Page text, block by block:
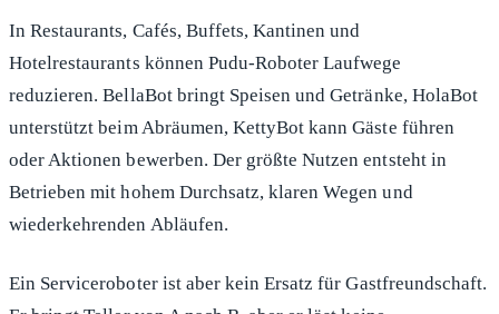
In Restaurants, Cafés, Buffets, Kantinen und
Hotelrestaurants können Pudu-Roboter Laufwege
reduzieren. BellaBot bringt Speisen und Getränke, HolaBot
unterstützt beim Abräumen, KettyBot kann Gäste führen
oder Aktionen bewerben. Der größte Nutzen entsteht in
Betrieben mit hohem Durchsatz, klaren Wegen und
wiederkehrenden Abläufen.
Ein Serviceroboter ist aber kein Ersatz für Gastfreundschaft.